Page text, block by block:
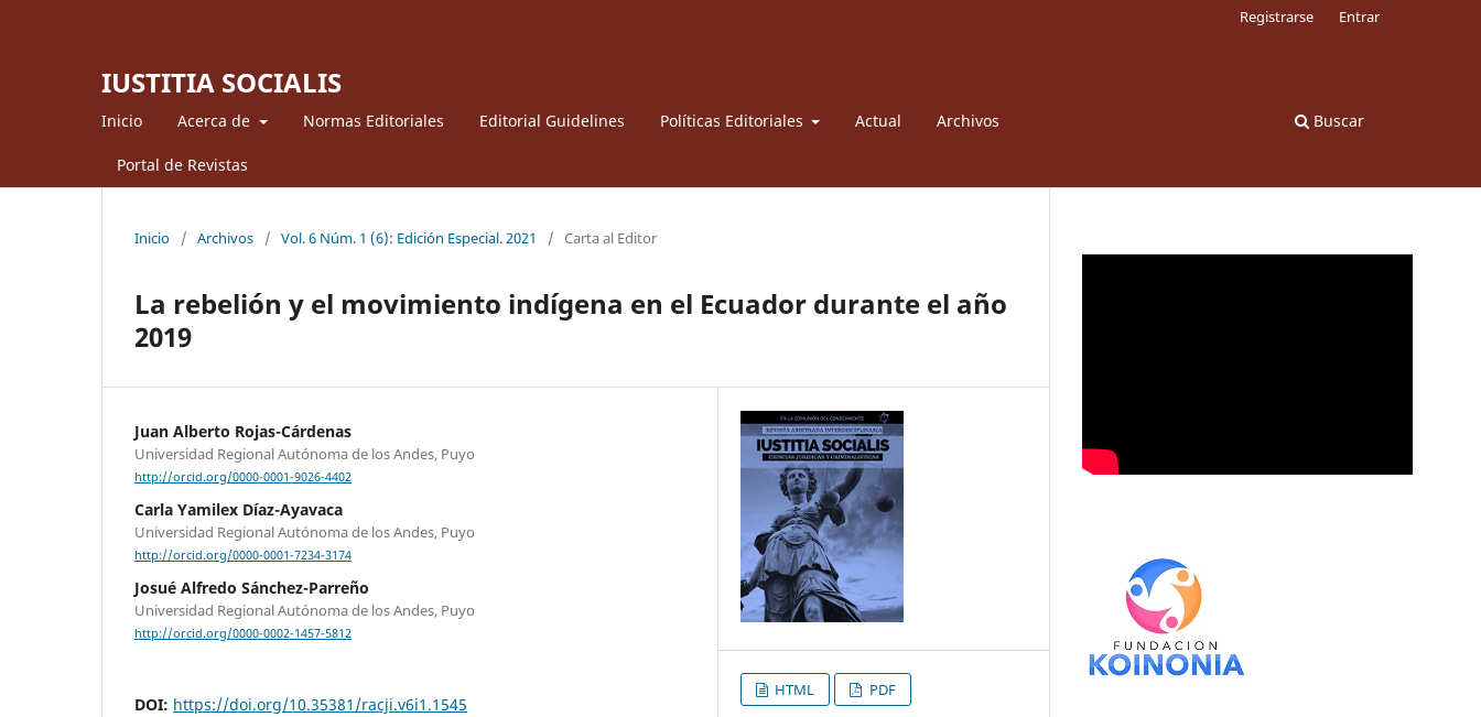
IUSTITIA SOCIALIS
Inicio Acerca de Normas Editoriales Editorial Guidelines Políticas Editoriales Actual Archivos
Portal de Revistas
Buscar
Registrarse Entrar
Inicio / Archivos / Vol. 6 Núm. 1 (6): Edición Especial. 2021 / Carta al Editor
La rebelión y el movimiento indígena en el Ecuador durante el año
2019
Juan Alberto Rojas-Cárdenas
Universidad Regional Autónoma de los Andes, Puyo
http://orcid.org/0000-0001-9026-4402
Carla Yamilex Díaz-Ayavaca
Universidad Regional Autónoma de los Andes, Puyo
http://orcid.org/0000-0001-7234-3174
Josué Alfredo Sánchez-Parreño
Universidad Regional Autónoma de los Andes, Puyo
http://orcid.org/0000-0002-1457-5812
DOI: https://doi.org/10.35381/racji.v6i1.1545
HTML PDF